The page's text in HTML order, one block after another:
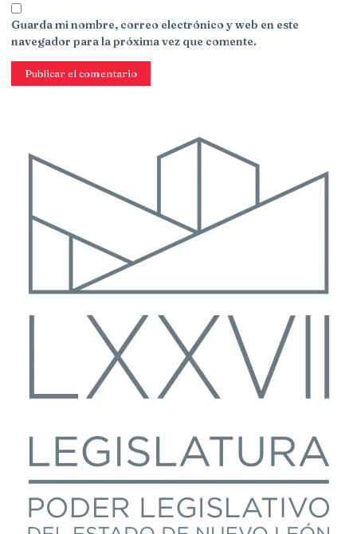
Guarda mi nombre, correo electrónico y web en este
navegador para la próxima vez que comente.